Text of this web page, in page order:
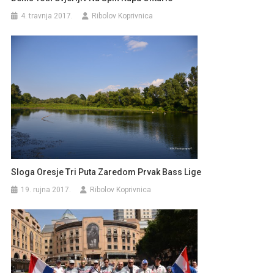
4. travnja 2017. Ribolov Koprivnica
Sloga Oresje Tri Puta Zaredom Prvak Bass Lige
19. rujna 2017. Ribolov Koprivnica